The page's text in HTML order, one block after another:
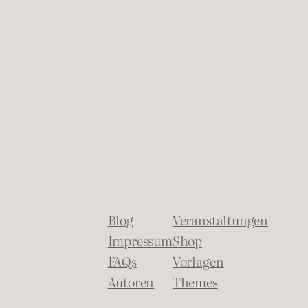
Blog
Impressum
FAQs
Autoren
Veranstaltungen
Shop
Vorlagen
Themes